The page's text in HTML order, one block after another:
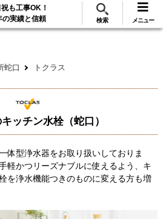
万件! 無料見積
も工事OK！
の実績と信頼
検索 メニュー
蛇口 トクラス
キッチン水栓（蛇口）
体型浄水器をお取り扱いしておりま
軽かつリーズナブルに使えるよう、キ
を浄水機能つきのものに変える方も増